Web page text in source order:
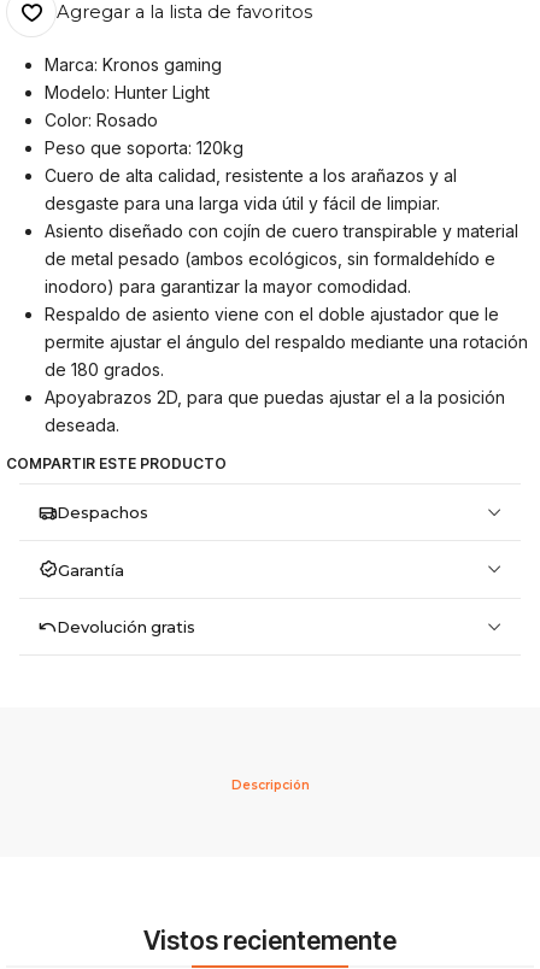
Agregar a la lista de favoritos
Marca: Kronos gaming
Modelo: Hunter Light
Color: Rosado
Peso que soporta: 120kg
Cuero de alta calidad, resistente a los arañazos y al
desgaste para una larga vida útil y fácil de limpiar.
Asiento diseñado con cojín de cuero transpirable y material
de metal pesado (ambos ecológicos, sin formaldehído e
inodoro) para garantizar la mayor comodidad.
Respaldo de asiento viene con el doble ajustador que le
permite ajustar el ángulo del respaldo mediante una rotación
de 180 grados.
Apoyabrazos 2D, para que puedas ajustar el a la posición
deseada.
COMPARTIR ESTE PRODUCTO
Despachos
Garantía
Devolución gratis
Descripción
Vistos recientemente